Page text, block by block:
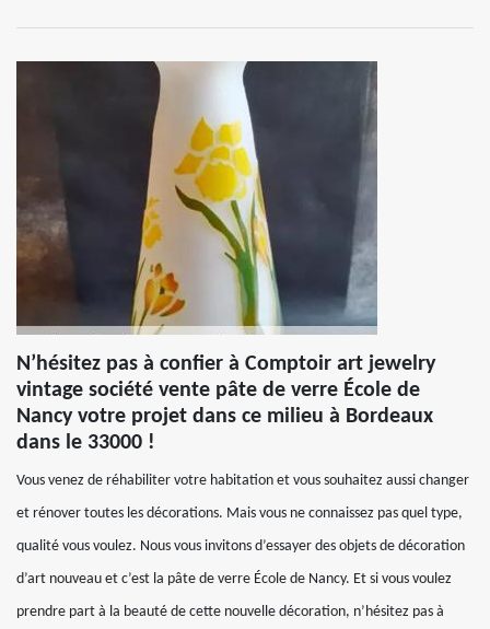
N’hésitez pas à confier à Comptoir art jewelry
vintage société vente pâte de verre École de
Nancy votre projet dans ce milieu à Bordeaux
dans le 33000 !
Vous venez de réhabiliter votre habitation et vous souhaitez aussi changer
et rénover toutes les décorations. Mais vous ne connaissez pas quel type,
qualité vous voulez. Nous vous invitons d’essayer des objets de décoration
d’art nouveau et c’est la pâte de verre École de Nancy. Et si vous voulez
prendre part à la beauté de cette nouvelle décoration, n’hésitez pas à